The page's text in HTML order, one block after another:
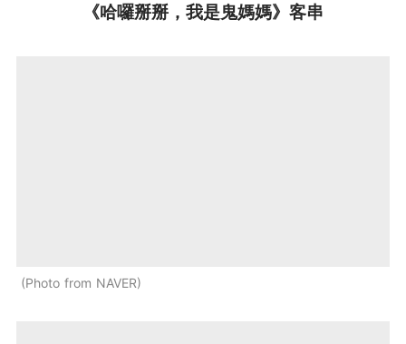
《哈囉掰掰，我是鬼媽媽》客串
Photo from NAVER